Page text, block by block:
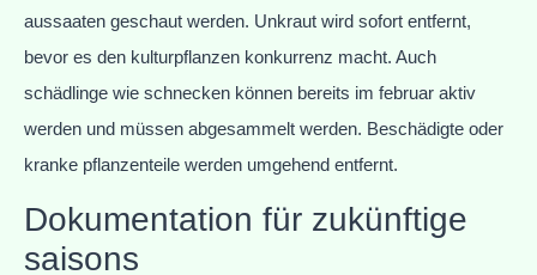
aussaaten geschaut werden. Unkraut wird sofort entfernt,
bevor es den kulturpflanzen konkurrenz macht. Auch
schädlinge wie schnecken können bereits im februar aktiv
werden und müssen abgesammelt werden. Beschädigte oder
kranke pflanzenteile werden umgehend entfernt.
Dokumentation für zukünftige
saisons